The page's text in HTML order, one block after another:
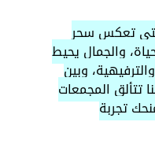
تعكس سحر
والجمال يحيط
وبين
تتألق المجمعات
تجربة